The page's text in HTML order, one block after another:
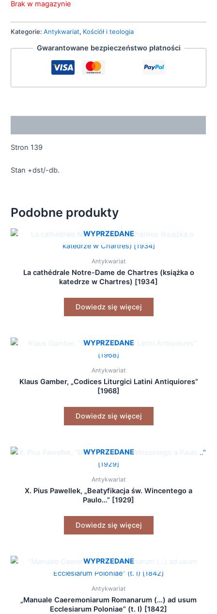
Brak w magazynie
Kategorie:Antykwariat, Kościół i teologia
Gwarantowane bezpieczeństwo płatności
Stron 139
Stan +dst/-db.
Podobne produkty
WYPRZEDANE
Antykwariat
La cathédrale Notre-Dame de Chartres (książka o
katedrze w Chartres) [1934]
Dowiedz się więcej
WYPRZEDANE
Antykwariat
Klaus Gamber, „Codices Liturgici Latini Antiquiores”
[1968]
Dowiedz się więcej
WYPRZEDANE
Antykwariat
X. Pius Pawellek, „Beatyfikacja św. Wincentego a
Paulo…” [1929]
Dowiedz się więcej
WYPRZEDANE
Antykwariat
„Manuale Caeremoniarum Romanarum (…) ad usum
Ecclesiarum Poloniae” (t. I) [1842]